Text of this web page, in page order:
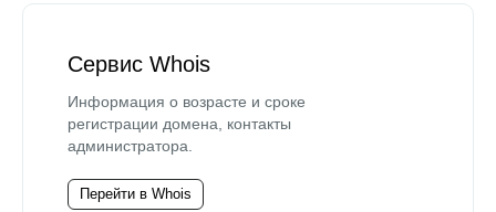
Сервис Whois
Информация о возрасте и сроке
регистрации домена, контакты
администратора.
Перейти в Whois